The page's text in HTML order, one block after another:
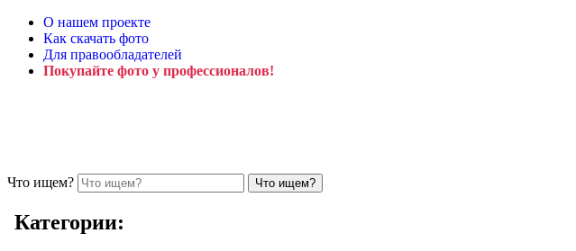
О нашем проекте
Как скачать фото
Для правообладателей
Покупайте фото у профессионалов!
Что ищем?
Категории: